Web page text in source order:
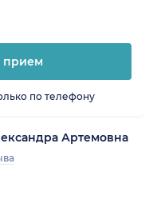
прием
по телефону
Артемовна